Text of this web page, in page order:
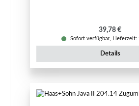
Regulärer
39,78 €
Sofort verfügbar, Lieferzeit:
Details